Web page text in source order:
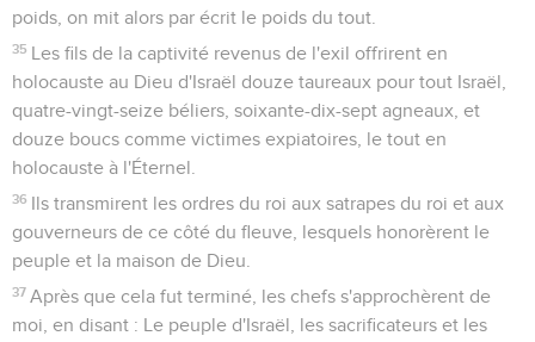
poids, on mit alors par écrit le poids du tout.
35 Les fils de la captivité revenus de l'exil offrirent en
holocauste au Dieu d'Israël douze taureaux pour tout Israël,
quatre-vingt-seize béliers, soixante-dix-sept agneaux, et
douze boucs comme victimes expiatoires, le tout en
holocauste à l'Éternel.
36 Ils transmirent les ordres du roi aux satrapes du roi et aux
gouverneurs de ce côté du fleuve, lesquels honorèrent le
peuple et la maison de Dieu.
37 Après que cela fut terminé, les chefs s'approchèrent de
moi, en disant : Le peuple d'Israël, les sacrificateurs et les